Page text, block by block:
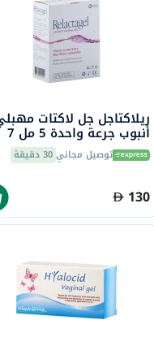
ريلاكتاجل جل لاكتات
أنبوب جرعة واحدة 5 مل 7
توصيل مجاني30 دقيقة
130